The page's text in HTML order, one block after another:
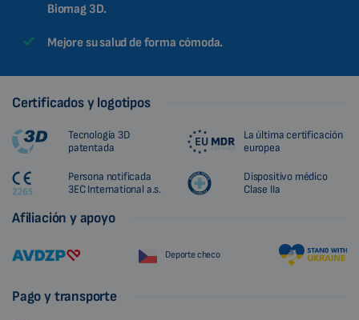
Biomag 3D.
Mejore su salud de forma cómoda.
Certificados y logotipos
Tecnología 3D
patentada
La última certificación
europea
Persona notificada
3EC International a.s.
Dispositivo médico
Clase IIa
Afiliación y apoyo
Deporte checo
Pago y transporte